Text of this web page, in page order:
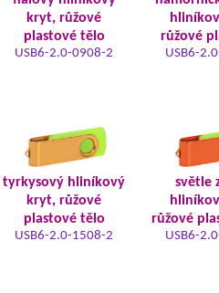
kryt, růžové
plastové tělo
USB6-2.0-0908-2
růžové
USB6-
tyrkysový hliníkový
kryt, růžové
plastové tělo
USB6-2.0-1508-2
světle
růžové
USB6-